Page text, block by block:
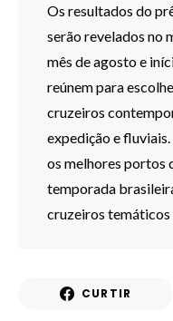
Os resultados do
serão revelados no
mês de agosto e
reúnem para
cruzeiros
expedição e
os melhores portos
temporada
cruzeiros temáticos
CURTIR